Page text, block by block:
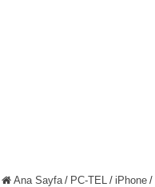
Ana Sayfa / PC-TEL / iPhone /